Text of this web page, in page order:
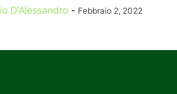
D'Alessandro - Febbraio 2, 2022